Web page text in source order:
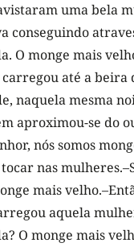
uma bela
conseguindo
O monge mais
até a beira
naquela mesma
aproximou-se do
nós somos
nas
mais
aquela
O monge mais